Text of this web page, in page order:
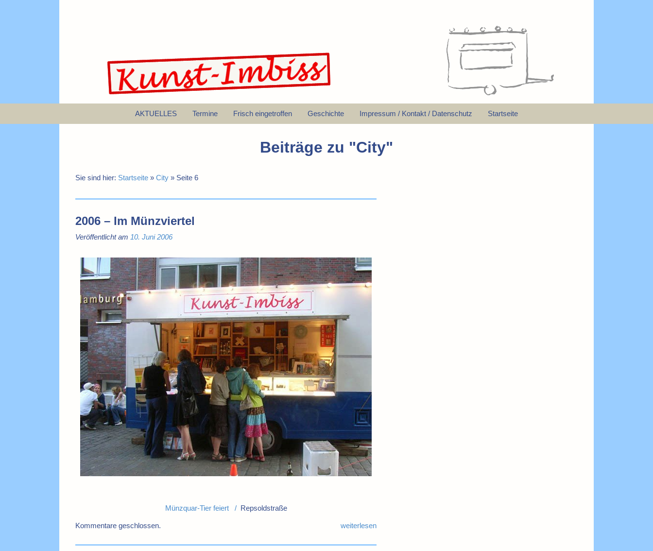
AKTUELLES Termine Frisch eingetroffen Geschichte Impressum / Kontakt / Datenschutz Startseite
Beiträge zu "City"
Sie sind hier: Startseite » City » Seite 6
2006 – Im Münzviertel
Veröffentlicht am 10. Juni 2006
Münzquar-Tier feiert / Repsoldstraße
Kommentare geschlossen. weiterlesen